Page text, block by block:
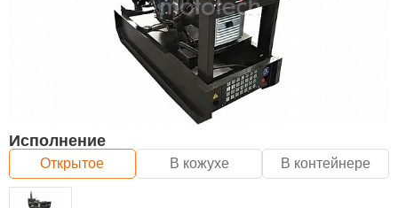
Исполнение
Открытое В кожухе В контейнере